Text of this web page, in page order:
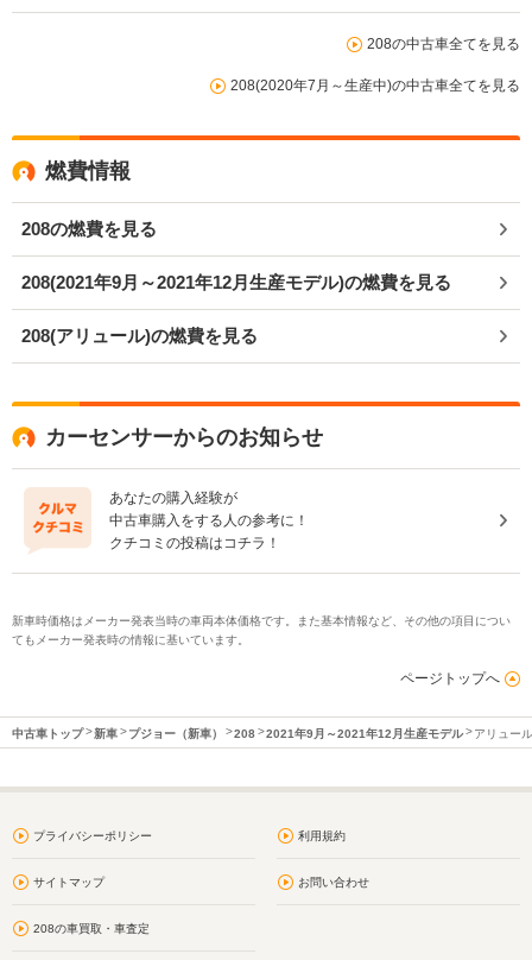
208の中古車全てを見る
208(2020年7月～生産中)の中古車全てを見る
燃費情報
208の燃費を見る
208(2021年9月～2021年12月生産モデル)の燃費を見る
208(アリュール)の燃費を見る
カーセンサーからのお知らせ
あなたの購入経験が
中古車購入をする人の参考に！
クチコミの投稿はコチラ！
新車時価格はメーカー発表当時の車両本体価格です。また基本情報など、その他の項目につい
てもメーカー発表時の情報に基いています。
ページトップへ
中古車トップ 新車 プジョー（新車） 208 2021年9月～2021年12月生産モデル アリュール
プライバシーポリシー 利用規約
サイトマップ お問い合わせ
208の車買取・車査定